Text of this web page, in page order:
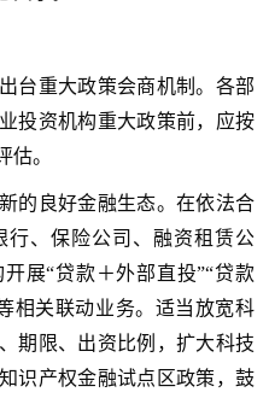
重大政策会商机制。各部
投资机构重大政策前，应按
估。
良好金融生态。在依法合
、保险公司、融资租赁公
展“贷款＋外部直投”“贷款
相关联动业务。适当放宽科
期限、出资比例，扩大科技
识产权金融试点区政策，鼓